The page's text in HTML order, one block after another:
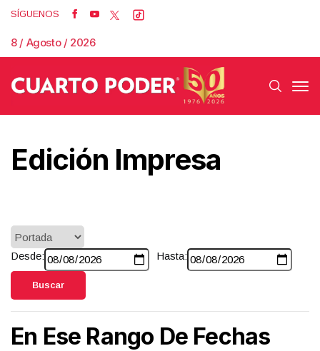
SÍGUENOS
8 / Agosto / 2026
Edición Impresa
Desde: Hasta:
Buscar
En Ese Rango De Fechas